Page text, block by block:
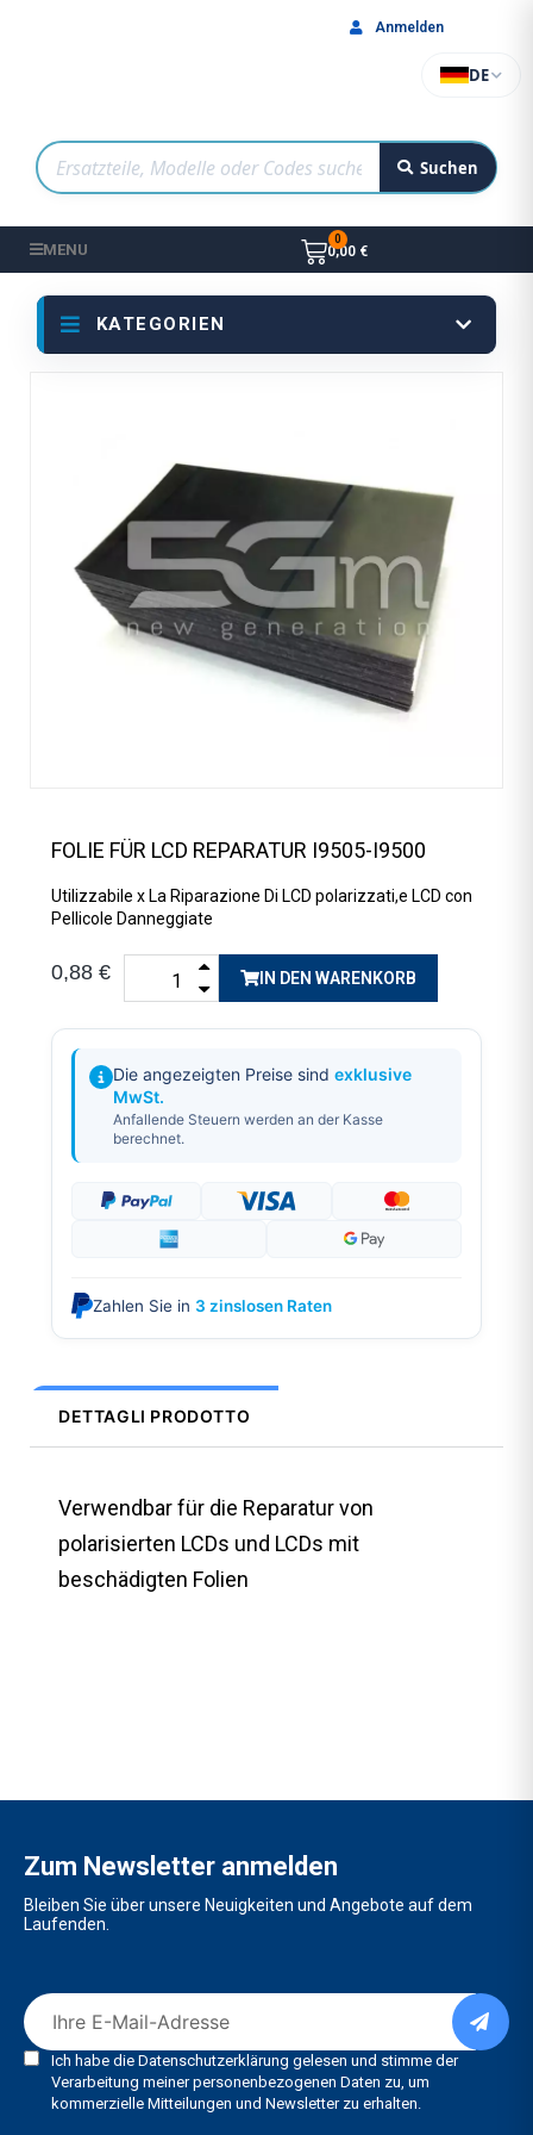
Suchen
DE
Anmelden
MENU 0,00 €
KATEGORIEN
FOLIE FÜR LCD REPARATUR I9505-I9500
Utilizzabile x La Riparazione Di LCD polarizzati,e LCD con
Pellicole Danneggiate
0,88 € IN DEN WARENKORB
Die angezeigten Preise sind exklusive
MwSt.
Anfallende Steuern werden an der Kasse
berechnet.
Zahlen Sie in 3 zinslosen Raten
DETTAGLI PRODOTTO
Verwendbar für die Reparatur von
polarisierten LCDs und LCDs mit
beschädigten Folien
Zum Newsletter anmelden
Bleiben Sie über unsere Neuigkeiten und Angebote auf dem
Laufenden.